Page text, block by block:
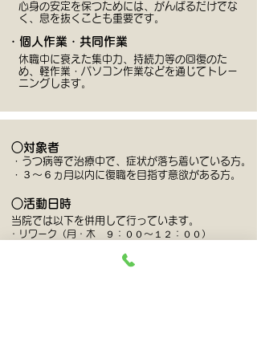
心身の安定を保つためには、がんばるだけでな
く、息を抜くことも重要です。
・個人作業・共同作業
休職中に衰えた集中力、持続力等の回復のた
め、軽作業・パソコン作業などを通じてトレー
ニングします。
○対象者
・うつ病等で治療中で、症状が落ち着いている方。
・３～６ヵ月以内に復職を目指す意欲がある方。
○活動日時
当院では以下を併用して行っています。
・リワーク（月・木 ９：００～１２：００）